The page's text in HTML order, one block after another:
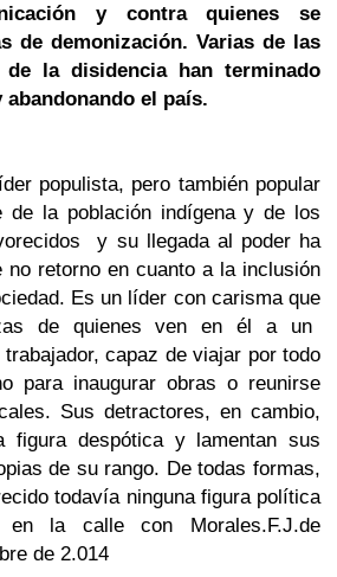
y contra quienes se
de demonización. Varias de las
la disidencia han terminado
el país.
populista, pero también popular
de la población indígena y de los
y su llegada al poder ha
no retorno en cuanto a la inclusión
. Es un líder con carismaque
de quienes ven en él a un
capaz de viajar por todo
para inaugurar obras o reunirse
Sus detractores, en cambio,
figura despótica y lamentan sus
de su rango. De todas formas,
todavía ninguna figura política
en la calle con Morales.F.J.de
de 2.014